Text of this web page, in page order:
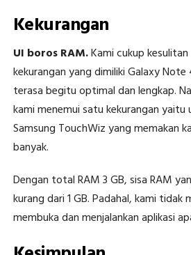
Kekurangan
UI boros RAM.Kami cukup
kekurangan yang dimiliki Galaxy
terasa begitu optimal dan lengkap.
kami menemui satu kekurangan
Samsung TouchWiz yang memakan
banyak.
Dengan total RAM 3 GB, sisa RAM
kurang dari 1 GB. Padahal, kami tidak
membuka dan menjalankan aplikasi